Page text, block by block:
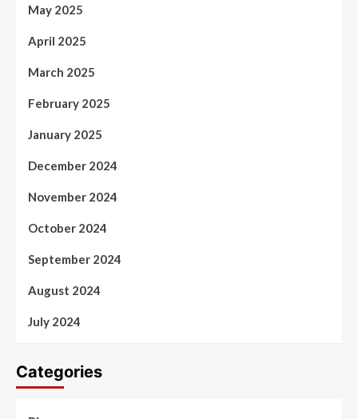
May 2025
April 2025
March 2025
February 2025
January 2025
December 2024
November 2024
October 2024
September 2024
August 2024
July 2024
Categories